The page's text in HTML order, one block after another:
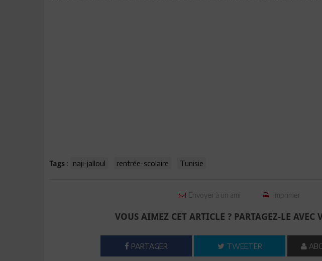
Tags : naji-jalloul rentrée-scolaire Tunisie
Envoyer à un ami Imprimer
VOUS AIMEZ CET ARTICLE ? PARTAGEZ-LE AVEC
PARTAGER TWEETER